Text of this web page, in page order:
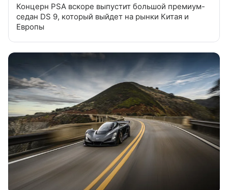
Концерн PSA вскоре выпустит большой премиум-
седан DS 9, который выйдет на рынки Китая и
Европы